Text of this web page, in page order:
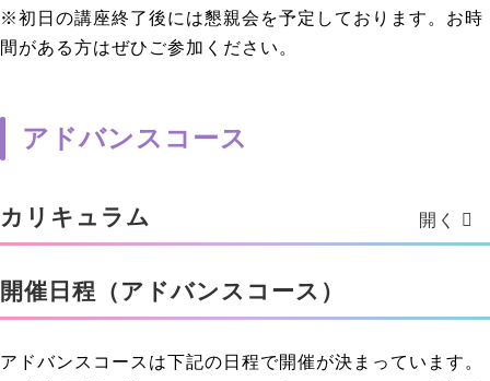
※初日の講座終了後には懇親会を予定しております。お時
間がある方はぜひご参加ください。
アドバンスコース
カリキュラム
開催日程（アドバンスコース）
アドバンスコースは下記の日程で開催が決まっています。